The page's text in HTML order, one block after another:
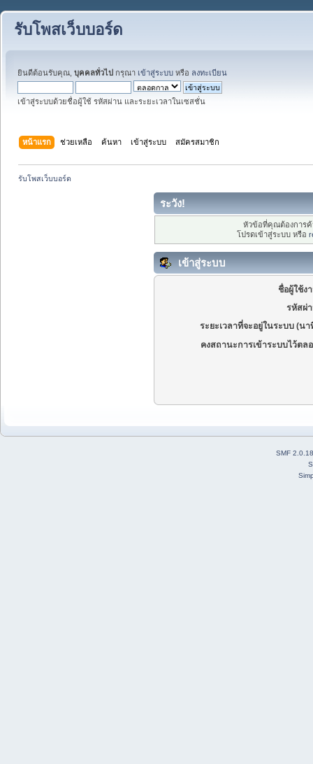
รับโพสเว็บบอร์ด
ยินดีต้อนรับคุณ, บุคคลทั่วไป กรุณา เข้าสู่ระบบ หรือ ลงทะเบียน
เข้าสู่ระบบด้วยชื่อผู้ใช้ รหัสผ่าน และระยะเวลาในเซสชั่น
หน้าแรก ช่วยเหลือ ค้นหา เข้าสู่ระบบ สมัครสมาชิก
รับโพสเว็บบอร์ด
ระวัง!
หัวข้อที่คุณต้องการ
โปรดเข้าสู่ระบบ หรือ
เข้าสู่ระบบ
ชื่อผู้ใช้ง
รหัสผ่
ระยะเวลาที่จะอยู่ในระบบ (นา
คงสถานะการเข้าระบบไว้ตล
SMF 2.0.18